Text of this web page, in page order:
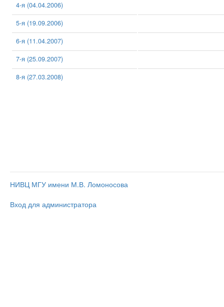
4-я (04.04.2006)
5-я (19.09.2006)
6-я (11.04.2007)
7-я (25.09.2007)
8-я (27.03.2008)
НИВЦ МГУ имени М.В. Ломоносова
Вход для администратора